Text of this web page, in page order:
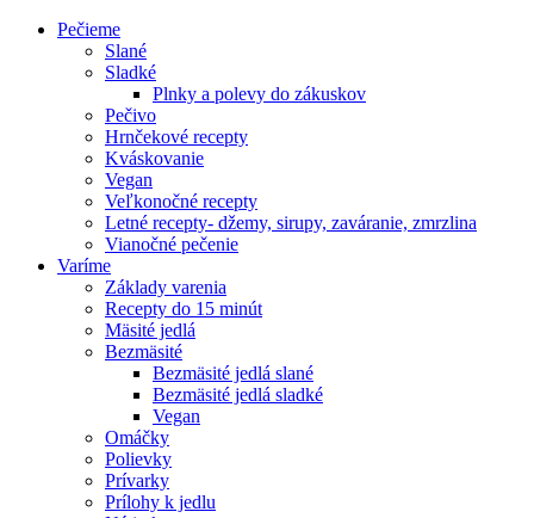
Pečieme
Slané
Sladké
Plnky a polevy do zákuskov
Pečivo
Hrnčekové recepty
Kváskovanie
Vegan
Veľkonočné recepty
Letné recepty- džemy, sirupy, zaváranie, zmrzlina
Vianočné pečenie
Varíme
Základy varenia
Recepty do 15 minút
Mäsité jedlá
Bezmäsité
Bezmäsité jedlá slané
Bezmäsité jedlá sladké
Vegan
Omáčky
Polievky
Prívarky
Prílohy k jedlu